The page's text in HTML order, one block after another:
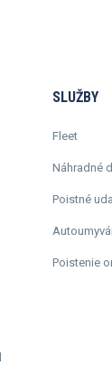
SLUŽBY
Fleet
Náhradné
Poistné
Poistenie